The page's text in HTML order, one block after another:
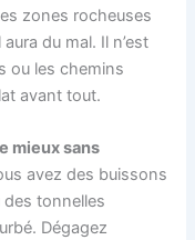
zones rocheuses
du mal. Il n’est
ou les chemins
avant tout.
mieux sans
avez des buissons
tonnelles
Dégagez